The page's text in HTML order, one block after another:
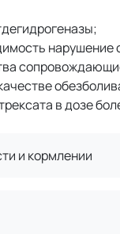
нарушение
в дозе
и кормлении